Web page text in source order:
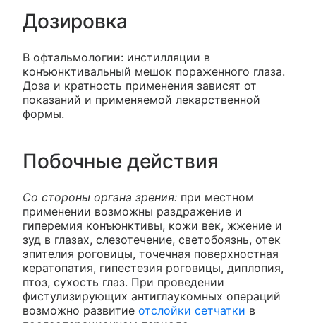
Дозировка
В офтальмологии: инстилляции в
конъюнктивальный мешок пораженного глаза.
Доза и кратность применения зависят от
показаний и применяемой лекарственной
формы.
Побочные действия
Со стороны органа зрения: при местном
применении возможны раздражение и
гиперемия конъюнктивы, кожи век, жжение и
зуд в глазах, слезотечение, светобоязнь, отек
эпителия роговицы, точечная поверхностная
кератопатия, гипестезия роговицы, диплопия,
птоз, сухость глаз. При проведении
фистулизирующих антиглаукомных операций
возможно развитие отслойки сетчатки в